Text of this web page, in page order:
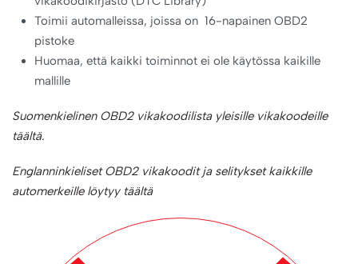
Toimii automalleissa, joissa on 16-napainen OBD2
pistoke
Huomaa, että kaikki toiminnot ei ole käytössa kaikille
mallille
Suomenkielinen OBD2 vikakoodilista yleisille vikakoodeille
täältä.
Englanninkieliset OBD2 vikakoodit ja selitykset kaikkille
automerkeille löytyy täältä